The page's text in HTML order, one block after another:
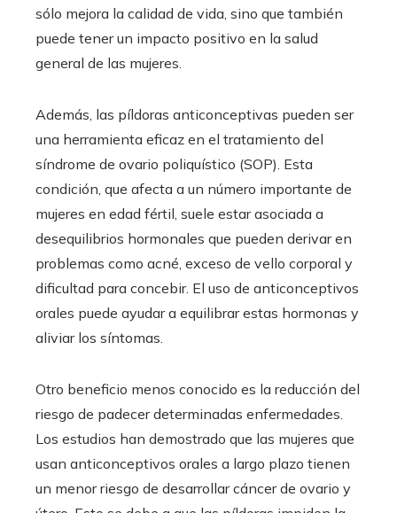
sólo mejora la calidad de vida, sino que también
puede tener un impacto positivo en la salud
general de las mujeres.
Además, las píldoras anticonceptivas pueden ser
una herramienta eficaz en el tratamiento del
síndrome de ovario poliquístico (SOP). Esta
condición, que afecta a un número importante de
mujeres en edad fértil, suele estar asociada a
desequilibrios hormonales que pueden derivar en
problemas como acné, exceso de vello corporal y
dificultad para concebir. El uso de anticonceptivos
orales puede ayudar a equilibrar estas hormonas y
aliviar los síntomas.
Otro beneficio menos conocido es la reducción del
riesgo de padecer determinadas enfermedades.
Los estudios han demostrado que las mujeres que
usan anticonceptivos orales a largo plazo tienen
un menor riesgo de desarrollar cáncer de ovario y